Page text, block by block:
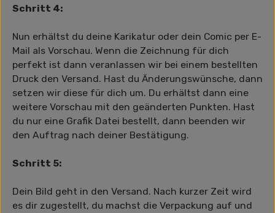
Schritt 4:
Nun erhältst du deine Karikatur oder dein Comic per E-
Mail als Vorschau. Wenn die Zeichnung für dich
perfekt ist dann veranlassen wir bei einem bestellten
Druck den Versand. Hast du Änderungswünsche, dann
setzen wir diese für dich um. Du erhältst dann eine
weitere Vorschau mit den geänderten Punkten. Hast
du nur eine Grafik Datei bestellt, dann beenden wir
den Auftrag nach deiner Bestätigung.
Schritt 5:
Dein Bild geht in den Versand. Nach kurzer Zeit wird
es dir zugestellt, du machst die Verpackung auf und